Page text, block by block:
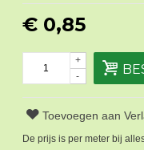
€ 0,85
-
+
Toevoegen aan
De prijs is per meter bij